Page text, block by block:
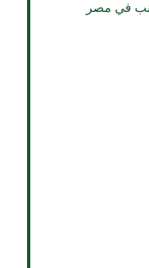
في مصر